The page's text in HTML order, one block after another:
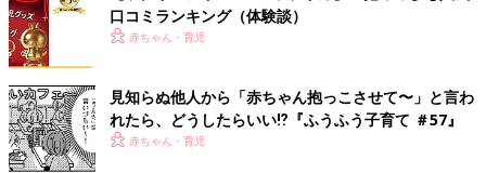
口コミランキング（体験談）
赤ちゃん・育児
見知らぬ他人から「赤ちゃん抱っこさせて〜」と言わ
れたら、どうしたらいい⁉︎『ふうふう子育て ＃57』
赤ちゃん・育児